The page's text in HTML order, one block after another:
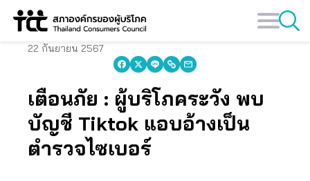
Skip
22 กันยายน 2567
เตือนภัย : ผู้บริโภคระวัง พบ
บัญชี Tiktok แอบอ้างเป็น
ตำรวจไซเบอร์